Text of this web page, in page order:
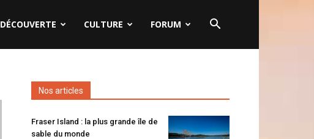
DÉCOUVERTE CULTURE FORUM
Nos articles
Fraser Island : la plus grande île de
sable du monde